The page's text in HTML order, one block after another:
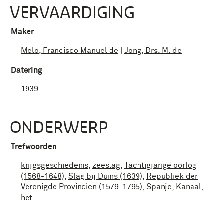
VERVAARDIGING
Maker
Melo, Francisco Manuel de Jong, Drs. M. de
Datering
1939
ONDERWERP
Trefwoorden
krijgsgeschiedenis zeeslag
Tachtigjarige oorlog
(1568-1648) Slag bij Duins (1639)
Republiek der
Verenigde Provinciën (1579-1795) Spanje Kanaal
het